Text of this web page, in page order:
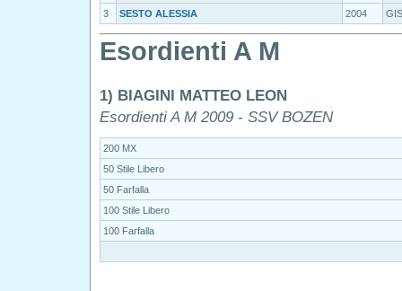
3
SESTO ALESSIA 2004
Esordienti A M
1) BIAGINI MATTEO LEON
Esordienti A M 2009 - SSV BOZEN
200 MX
50 Stile Libero
50 Farfalla
100 Stile Libero
100 Farfalla